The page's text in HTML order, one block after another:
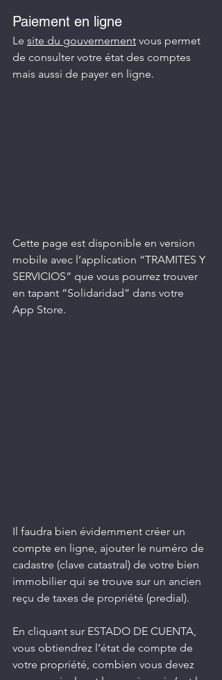
Paiement en ligne
Le site du gouvernement vous permet
de consulter votre état des comptes
mais aussi de payer en ligne.
Cette page est disponible en version
mobile avec l’application “TRAMITES Y
SERVICIOS” que vous pourrez trouver
en tapant “Solidaridad” dans votre
App Store.
Il faudra bien évidemment créer un
compte en ligne, ajouter le numéro de
cadastre (clave catastral) de votre bien
immobilier qui se trouve sur un ancien
reçu de taxes de propriété (predial).
En cliquant sur ESTADO DE CUENTA,
vous obtiendrez l’état de compte de
votre propriété, combien vous devez